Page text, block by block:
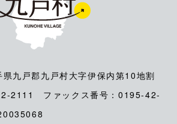
九戸郡九戸村大字伊保内第10地割
2111 ファックス番号：0195-42-